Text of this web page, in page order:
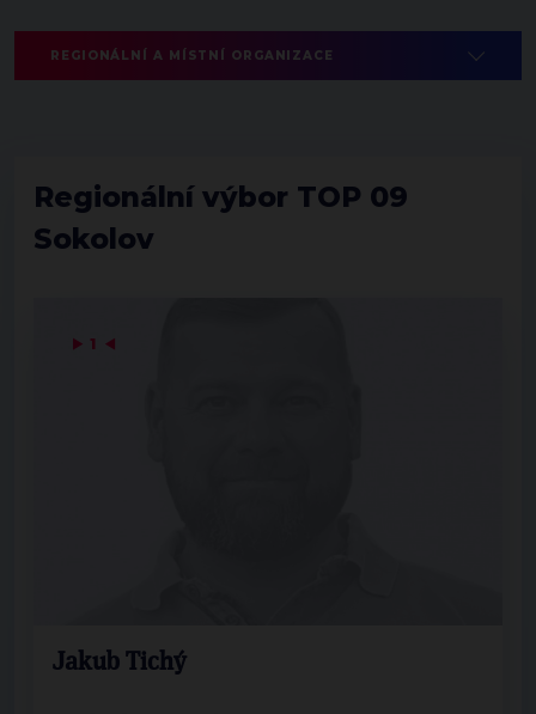
REGIONÁLNÍ A MÍSTNÍ ORGANIZACE
Regionální výbor TOP 09
Sokolov
▶ 1 ◀
Jakub Tichý